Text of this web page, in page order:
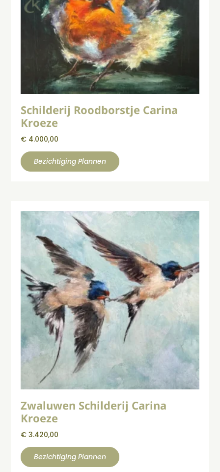
Schilderij Roodborstje Carina
Kroeze
€ 4.000,00
Bezichtiging Plannen
Zwaluwen Schilderij Carina
Kroeze
€ 3.420,00
Bezichtiging Plannen